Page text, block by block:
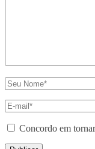
Concordo em